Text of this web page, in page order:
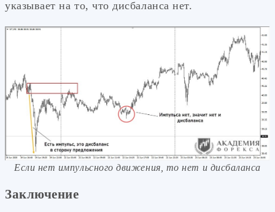
указывает на то, что дисбаланса нет.
Если нет импульсного движения, то нет и дисбаланса
Заключение